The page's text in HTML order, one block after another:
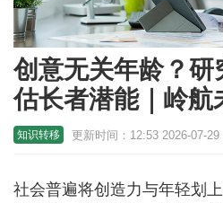
创意无关年龄？研
估长者潜能｜岭航
知识转移 更新时间：12:53 2026-07-29
社会普遍将创造力与年轻划